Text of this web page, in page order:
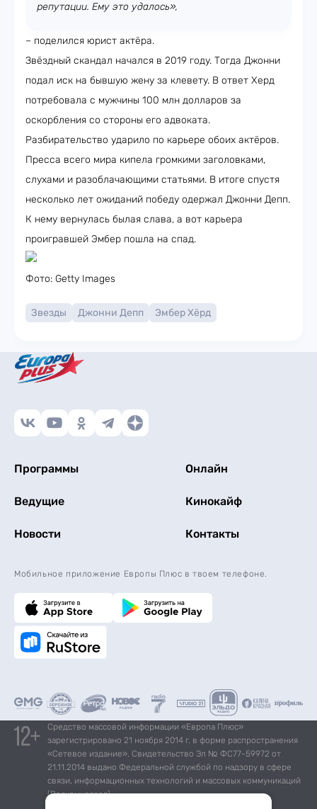
репутации. Ему это удалось»,
– поделился юрист актёра.
Звёздный скандал начался в 2019 году. Тогда Джонни
подал иск на бывшую жену за клевету. В ответ Херд
потребовала с мужчины 100 млн долларов за
оскорбления со стороны его адвоката.
Разбирательство ударило по карьере обоих актёров.
Пресса всего мира кипела громкими заголовками,
слухами и разоблачающими статьями. В итоге спустя
несколько лет ожиданий победу одержал Джонни Депп.
К нему вернулась былая слава, а вот карьера
проигравшей Эмбер пошла на спад.
Фото: Getty Images
Звезды Джонни Депп Эмбер Хёрд
Программы Онлайн
Ведущие Кинокайф
Новости Контакты
Мобильное приложение Европы Плюс в твоем телефоне.
Средство массовой информации «Европа Плюс»
зарегистрировано 21 ноября 2014 г. в форме распространения
«Сетевое издание». Свидетельство Эл № ФС77-59972 от
21.11.2014 выдано Федеральной службой по надзору в сфере
связи, информационных технологий и массовых коммуникаций
(Роскомнадзор).